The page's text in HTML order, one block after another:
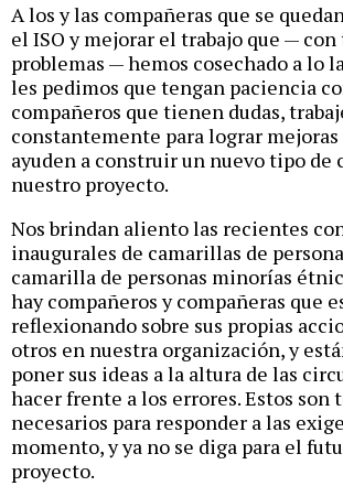
A los y las compañeras que se
el ISO y mejorar el trabajo que — con
problemas — hemos cosechado a lo
les pedimos que tengan paciencia
compañeros que tienen dudas,
constantemente para lograr
ayuden a construir un nuevo tipo de
nuestro proyecto.
Nos brindan aliento las recientes
inaugurales de camarillas de
camarilla de personas minorías
hay compañeros y compañeras que
reflexionando sobre sus propias
otros en nuestra organización, y
poner sus ideas a la altura de las
hacer frente a los errores. Estos son
necesarios para responder a las
momento, y ya no se diga para el
proyecto.